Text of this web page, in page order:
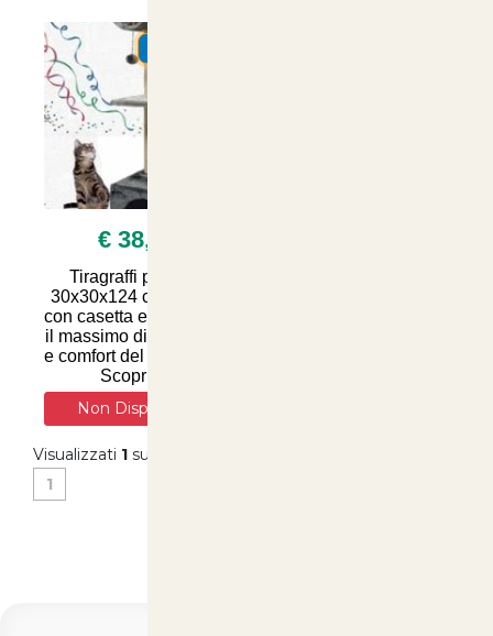
€ 38,99
Tiragraffi per gatti
30x30x124 cm: albero
con casetta e tunnel per
il massimo divertimento
e comfort del tuo felino -
Scopri su
Non Disponibile
Visualizzati 1 su
1